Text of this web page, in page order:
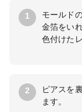
1
モールド
金箔をい
色付けた
2
ピアスを
ます。